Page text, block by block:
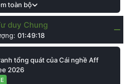
toàn bộ
duy Chung
01:49:18
tổng quát của Cái nghề Aff
2026